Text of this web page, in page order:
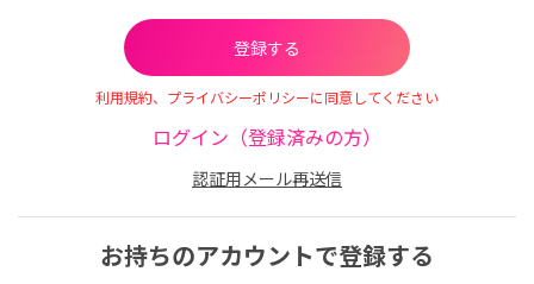
利用規約、プライバシーポリシーに同意してください
ログイン（登録済みの方）
認証用メール再送信
お持ちのアカウントで登録する